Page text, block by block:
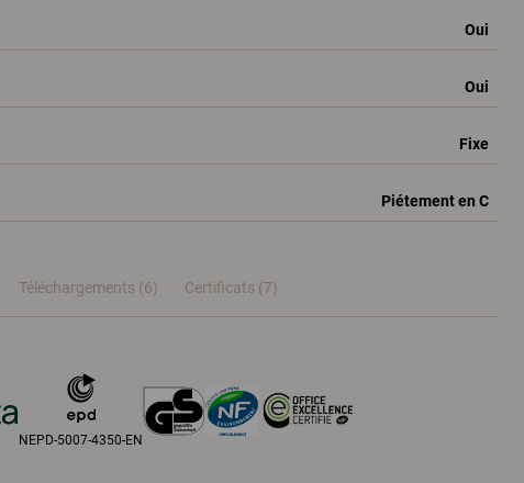
Oui
Oui
Fixe
Piétement en C
Téléchargements (6) Certificats (7)
NEPD-5007-4350-EN